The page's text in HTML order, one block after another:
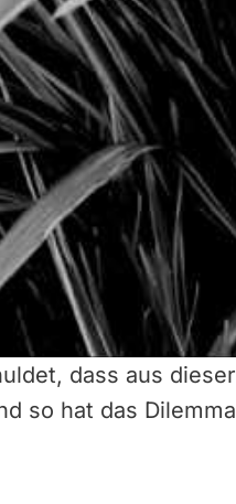
dass aus dieser
so hat das Dilemma